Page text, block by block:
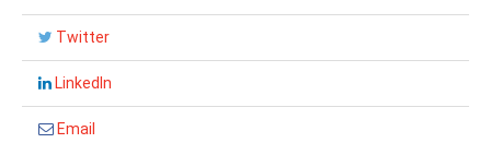
Twitter
LinkedIn
Email